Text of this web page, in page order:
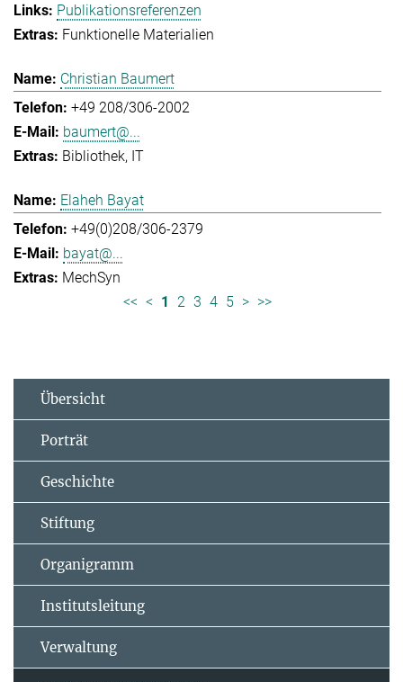
Publikationsreferenzen
Funktionelle Materialien
Christian Baumert
+49 208/306-2002
baumert@...
Bibliothek IT
Elaheh Bayat
+49(0)208/306-2379
bayat@...
MechSyn
<< < 1 2 3 4 5 > >>
Übersicht
Porträt
Geschichte
Stiftung
Organigramm
Institutsleitung
Verwaltung